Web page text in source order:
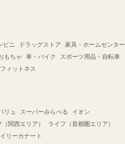
ビニ ドラッグストア
家具・ホームセンター
もちゃ
車・バイク
スポーツ用品・自転車
ィットネス
リュ スーパーみらべる
イオン
関西エリア）
ライフ（首都圏エリア）
リーカナート